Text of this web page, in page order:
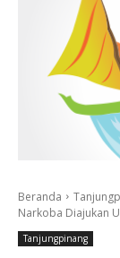
Beranda
Narkoba Diajukan
Tanjungpinang